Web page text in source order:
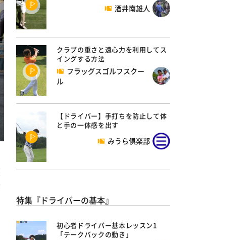
酒井南雄人
クラブの重さと遠心力を利用してス
イングする方法
フラッグスゴルフスクー
ル
【ドライバー】手打ちを防止して体
と手の一体感を出す
みうら倶楽部
特集『ドライバーの基本』
初心者ドライバー基本レッスン1
「テークバックの動き」